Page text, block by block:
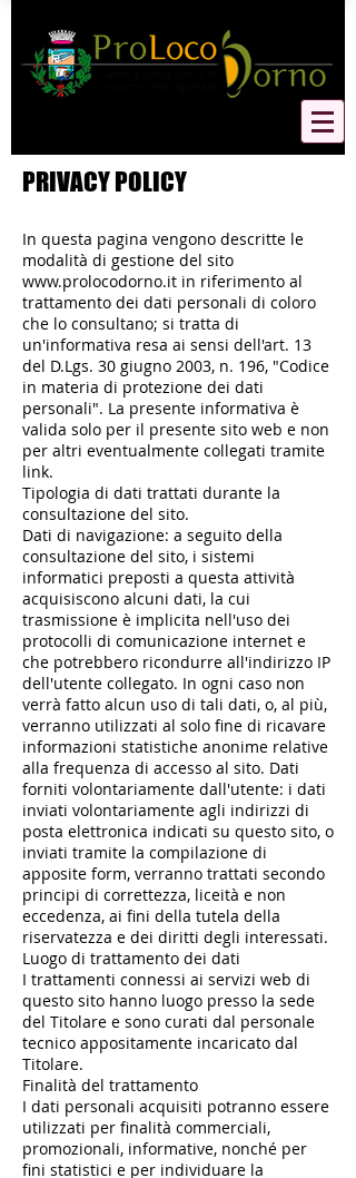
PRIVACY POLICY
In questa pagina vengono descritte le
modalità di gestione del sito
www.prolocodorno.it in riferimento al
trattamento dei dati personali di coloro
che lo consultano; si tratta di
un'informativa resa ai sensi dell'art. 13
del D.Lgs. 30 giugno 2003, n. 196, "Codice
in materia di protezione dei dati
personali". La presente informativa è
valida solo per il presente sito web e non
per altri eventualmente collegati tramite
link.
Tipologia di dati trattati durante la
consultazione del sito.
Dati di navigazione: a seguito della
consultazione del sito, i sistemi
informatici preposti a questa attività
acquisiscono alcuni dati, la cui
trasmissione è implicita nell'uso dei
protocolli di comunicazione internet e
che potrebbero ricondurre all'indirizzo IP
dell'utente collegato. In ogni caso non
verrà fatto alcun uso di tali dati, o, al più,
verranno utilizzati al solo fine di ricavare
informazioni statistiche anonime relative
alla frequenza di accesso al sito. Dati
forniti volontariamente dall'utente: i dati
inviati volontariamente agli indirizzi di
posta elettronica indicati su questo sito, o
inviati tramite la compilazione di
apposite form, verranno trattati secondo
principi di correttezza, liceità e non
eccedenza, ai fini della tutela della
riservatezza e dei diritti degli interessati.
Luogo di trattamento dei dati
I trattamenti connessi ai servizi web di
questo sito hanno luogo presso la sede
del Titolare e sono curati dal personale
tecnico appositamente incaricato dal
Titolare.
Finalità del trattamento
I dati personali acquisiti potranno essere
utilizzati per finalità commerciali,
promozionali, informative, nonché per
fini statistici e per individuare la